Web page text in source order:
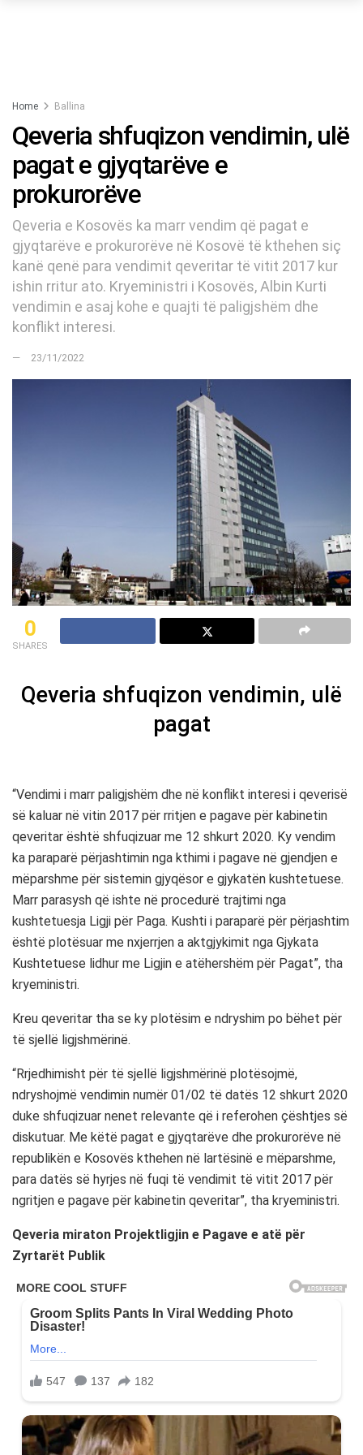
Home Ballina
Qeveria shfuqizon vendimin, ulë
pagat e gjyqtarëve e
prokurorëve
Qeveria e Kosovës ka marr vendim që pagat e
gjyqtarëve e prokurorëve në Kosovë të kthehen siç
kanë qenë para vendimit qeveritar të vitit 2017 kur
ishin rritur ato. Kryeministri i Kosovës, Albin Kurti
vendimin e asaj kohe e quajti të paligjshëm dhe
konflikt interesi.
23/11/2022
0
SHARES
Qeveria shfuqizon vendimin, ulë
pagat
“Vendimi i marr paligjshëm dhe në konflikt interesi i qeverisë
së kaluar në vitin 2017 për rritjen e pagave për kabinetin
qeveritar është shfuqizuar me 12 shkurt 2020. Ky vendim
ka paraparë përjashtimin nga kthimi i pagave në gjendjen e
mëparshme për sistemin gjyqësor e gjykatën kushtetuese.
Marr parasysh që ishte në procedurë trajtimi nga
kushtetuesja Ligji për Paga. Kushti i paraparë për përjashtim
është plotësuar me nxjerrjen a aktgjykimit nga Gjykata
Kushtetuese lidhur me Ligjin e atëhershëm për Pagat”, tha
kryeministri.
Kreu qeveritar tha se ky plotësim e ndryshim po bëhet për
të sjellë ligjshmërinë.
“Rrjedhimisht për të sjellë ligjshmërinë plotësojmë,
ndryshojmë vendimin numër 01/02 të datës 12 shkurt 2020
duke shfuqizuar nenet relevante që i referohen çështjes së
diskutuar. Me këtë pagat e gjyqtarëve dhe prokurorëve në
republikën e Kosovës kthehen në lartësinë e mëparshme,
para datës së hyrjes në fuqi të vendimit të vitit 2017 për
ngritjen e pagave për kabinetin qeveritar”, tha kryeministri.
Qeveria miraton Projektligjin e Pagave e atë për
Zyrtarët Publik